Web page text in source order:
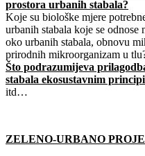
prostora urbanih stabala?
Koje su biološke mjere
urbanih stabala koje se
oko urbanih stabala, obnovu
prirodnih mikroorganizam u
Što podrazumijeva
stabala ekosustavnim
itd…
ZELENO-URBANO